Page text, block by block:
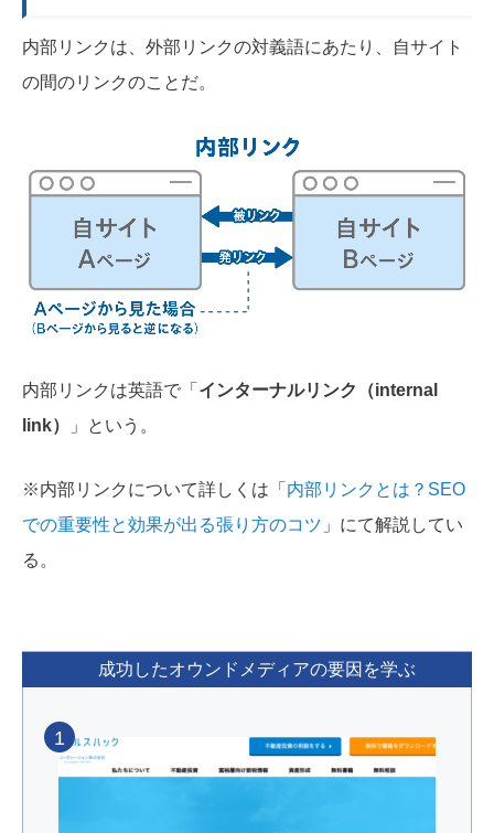
内部リンクは、外部リンクの対義語にあたり、自サイト
の間のリンクのことだ。
内部リンクは英語で「 インターナルリンク（internal
link）
」という。
※内部リンクについて詳しくは「 内部リンクとは？SEO
での重要性と効果が出る張り方のコツ 」にて解説してい
る。
成功したオウンドメディアの要因を学ぶ
1